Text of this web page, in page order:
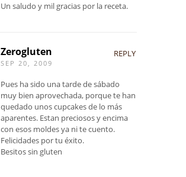
Un saludo y mil gracias por la receta.
Zerogluten
SEP 20, 2009
REPLY
Pues ha sido una tarde de sábado
muy bien aprovechada, porque te han
quedado unos cupcakes de lo más
aparentes. Estan preciosos y encima
con esos moldes ya ni te cuento.
Felicidades por tu éxito.
Besitos sin gluten